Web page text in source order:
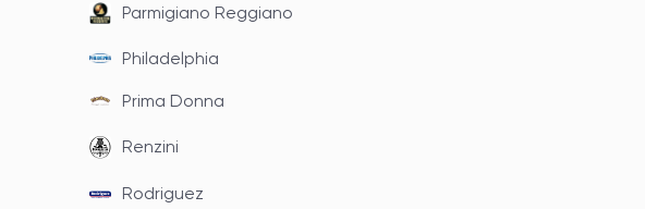
Parmigiano Reggiano
Philadelphia
Prima Donna
Renzini
Rodriguez